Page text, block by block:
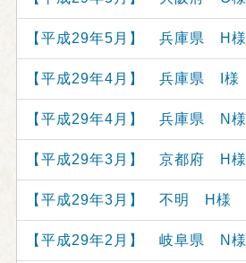
【平成29年5月】 兵庫県 H様
【平成29年4月】 兵庫県 I様
【平成29年4月】 兵庫県 N様
【平成29年3月】 京都府 H様
【平成29年3月】 不明 H様
【平成29年2月】 岐阜県 N様